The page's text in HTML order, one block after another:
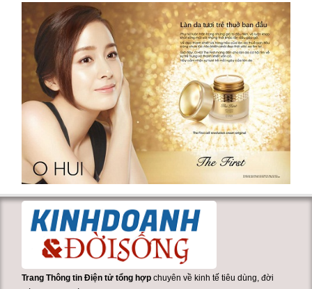
Trang Thông tin Điện tử tổng hợp chuyên về kinh tế tiêu dùng, đời